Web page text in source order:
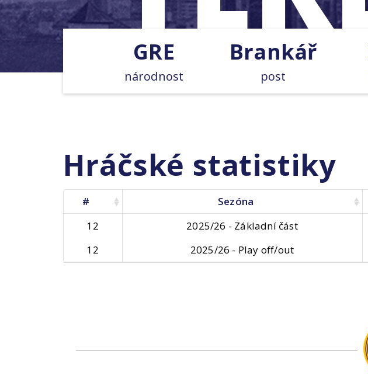
GRE
národnost
Brankář
post
Hráčské statistiky
# Sezóna
12
2025/26 - Základní část
12
2025/26 - Play off/out